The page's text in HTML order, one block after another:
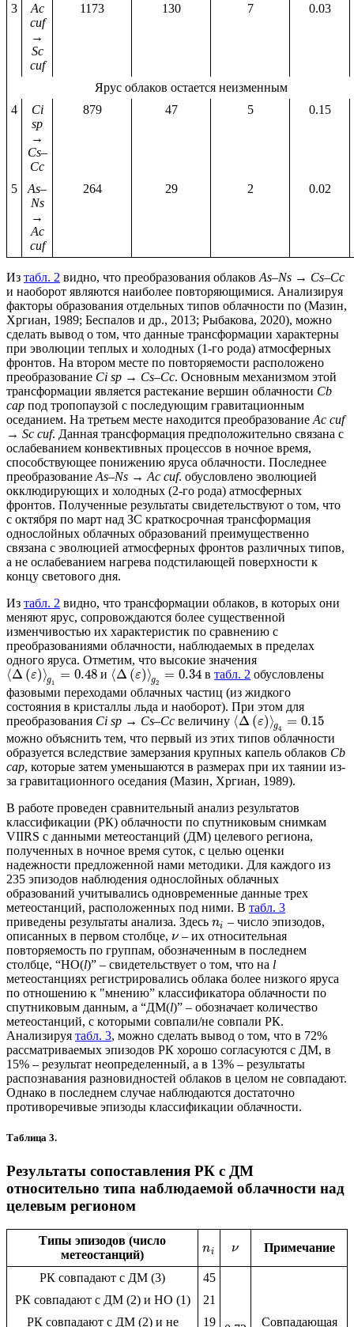
3
Ac
cuf
→
Sc
cuf
1173 130 7 0.03
Ярус облаков остается неизменным
4
Ci
sp
→
Cs–
Cc
879 47 5 0.15
5
As–
Ns
→
Ac
cuf
264 29 2 0.02
Из табл. 2 видно, что преобразования облаков As–Ns → Cs–Cc
и наоборот являются наиболее повторяющимися. Анализируя
факторы образования отдельных типов облачности по (Мазин,
Хргиан, 1989; Беспалов и др., 2013; Рыбакова, 2020), можно
сделать вывод о том, что данные трансформации характерны
при эволюции теплых и холодных (1-го рода) атмосферных
фронтов. На втором месте по повторяемости расположено
преобразование Ci sp → Cs–Cc. Основным механизмом этой
трансформации является растекание вершин облачности Cb
cap под тропопаузой с последующим гравитационным
оседанием. На третьем месте находится преобразование Ac cuf
→ Sc cuf. Данная трансформация предположительно связана с
ослабеванием конвективных процессов в ночное время,
способствующее понижению яруса облачности. Последнее
преобразование As–Ns → Ac cuf. обусловлено эволюцией
окклюдирующих и холодных (2-го рода) атмосферных
фронтов. Полученные результаты свидетельствуют о том, что
с октября по март над ЗС краткосрочная трансформация
однослойных облачных образований преимущественно
связана с эволюцией атмосферных фронтов различных типов,
а не ослабеванием нагрева подстилающей поверхности к
концу светового дня.
Из табл. 2 видно, что трансформации облаков, в которых они
меняют ярус, сопровождаются более существенной
изменчивостью их характеристик по сравнению с
преобразованиями облачности, наблюдаемых в пределах
одного яруса. Отметим, что высокие значения
⟨Δ (ε)⟩g1 = 0.48 и ⟨Δ (ε)⟩g2 = 0.34 втабл. 2 обусловлены
фазовыми переходами облачных частиц (из жидкого
состояния в кристаллы льда и наоборот). При этом для
преобразования Ci sp → Cs–Cc величину ⟨Δ (ε)⟩g4 = 0.15
можно объяснить тем, что первый из этих типов облачности
образуется вследствие замерзания крупных капель облаков Cb
cap, которые затем уменьшаются в размерах при их таянии из-
за гравитационного оседания (Мазин, Хргиан, 1989).
В работе проведен сравнительный анализ результатов
классификации (РК) облачности по спутниковым снимкам
VIIRS с данными метеостанций (ДМ) целевого региона,
полученных в ночное время суток, с целью оценки
надежности предложенной нами методики. Для каждого из
235 эпизодов наблюдения однослойных облачных
образований учитывались одновременные данные трех
метеостанций, расположенных под ними. В табл. 3
приведены результаты анализа. Здесь ni – число эпизодов,
описанных в первом столбце, ν – их относительная
повторяемость по группам, обозначенным в последнем
столбце, “НО(l)” – свидетельствует о том, что на l
метеостанциях регистрировались облака более низкого яруса
по отношению к "мнению” классификатора облачности по
спутниковым данным, а “ДМ(l)” – обозначает количество
метеостанций, с которыми совпали/не совпали РК.
Анализируя табл. 3, можно сделать вывод о том, что в 72%
рассматриваемых эпизодов РК хорошо согласуются с ДМ, в
15% – результат неопределенный, а в 13% – результаты
распознавания разновидностей облаков в целом не совпадают.
Однако в последнем случае наблюдаются достаточно
противоречивые эпизоды классификации облачности.
Таблица 3.
Результаты сопоставления РК с ДМ
относительно типа наблюдаемой облачности над
целевым регионом
Типы эпизодов (число
метеостанций)
ni ν Примечание
РК совпадают с ДМ (3) 45
Совпадающая
РК совпадают с ДМ (2) и НО (1)
21
РК совпадают с ДМ (2) и не
19